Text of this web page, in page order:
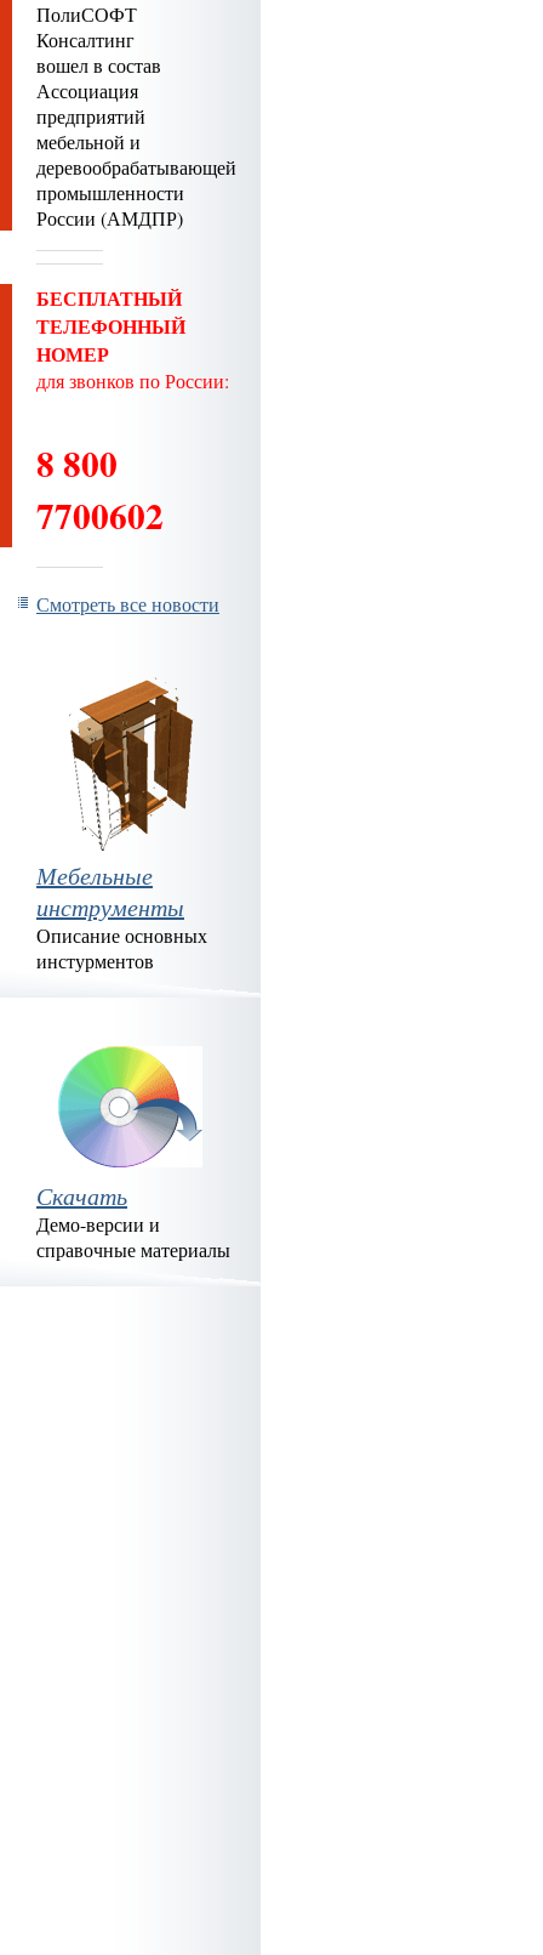
ПолиСОФТ
Консалтинг
вошел в состав
Ассоциация
предприятий
мебельной и
деревообрабатывающей
промышленности
России (АМДПР)
БЕСПЛАТНЫЙ
ТЕЛЕФОННЫЙ
НОМЕР
для звонков по России:
8 800
7700602
Смотреть все новости
Мебельные
инструменты
Описание основных
инстурментов
Скачать
Демо-версии и
справочные материалы